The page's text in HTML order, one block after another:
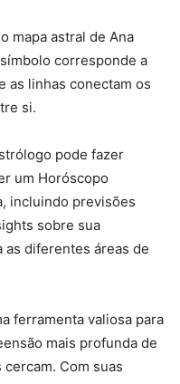
mapa astral de Ana
corresponde a
as linhas conectam os
si.
pode fazer
um Horóscopo
incluindo previsões
sobre sua
as diferentes áreas de
ferramenta valiosa para
mais profunda de
Com suas